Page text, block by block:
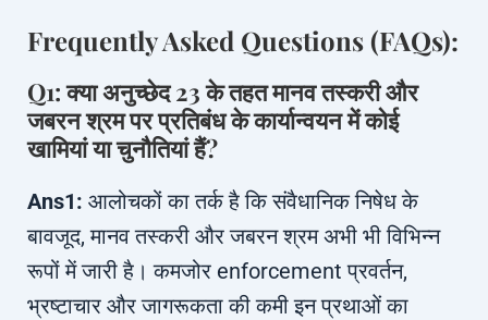
Frequently Asked Questions (FAQs):
Q1: क्या अनुच्छेद 23 के तहत मानव तस्करी और
जबरन श्रम पर प्रतिबंध के कार्यान्वयन में कोई
खामियां या चुनौतियां हैं?
Ans1: आलोचकों का तर्क है कि संवैधानिक निषेध के
बावजूद, मानव तस्करी और जबरन श्रम अभी भी विभिन्न
रूपों में जारी है। कमजोर enforcement प्रवर्तन,
भ्रष्टाचार और जागरूकता की कमी इन प्रथाओं का